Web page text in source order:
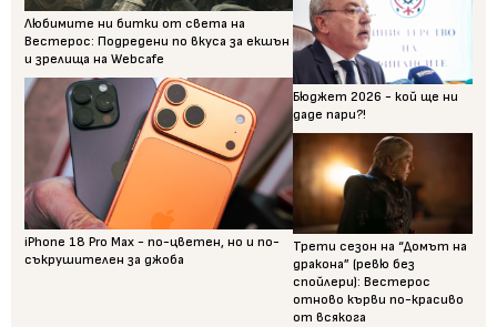
Любимите ни битки от света на
Вестерос: Подредени по вкуса за екшън
и зрелища на Webcafe
iPhone 18 Pro Max - по-цветен, но и по-
съкрушителен за джоба
Бюджет 2026 - кой ще ни
даде пари?!
Трети сезон на “Домът на
дракона” (ревю без
спойлери): Вестерос
отново кърви по-красиво
от всякога